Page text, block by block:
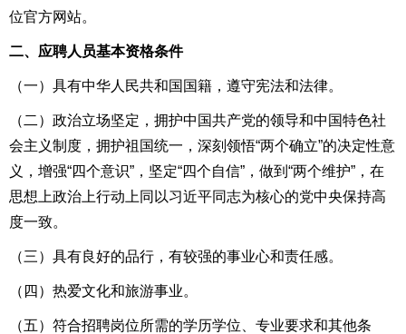
位官方网站。
二、应聘人员基本资格条件
（一）具有中华人民共和国国籍，遵守宪法和法律。
（二）政治立场坚定，拥护中国共产党的领导和中国特色社
会主义制度，拥护祖国统一， 深刻领悟“两个确立”的决定性意
义， 增强“四个意识”，坚定“四个自信”，做到“两个维护”，在
思想上政治上行动上同以习近平同志为核心的党中央保持高
度一致。
（三）具有良好的品行，有较强的事业心和责任感。
（四）热爱文化和旅游事业。
（五）符合招聘岗位所需的学历学位、专业要求和其他条